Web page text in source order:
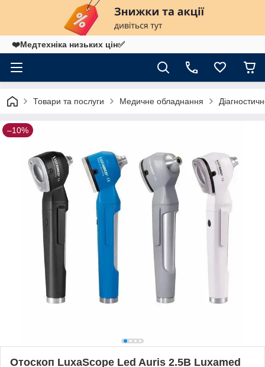
❤️Медтехніка низьких цін✅
Товари та послуги Медичне обладнання
–10%
Отоскоп LuxaScope Led Auris 2.5В Luxamed